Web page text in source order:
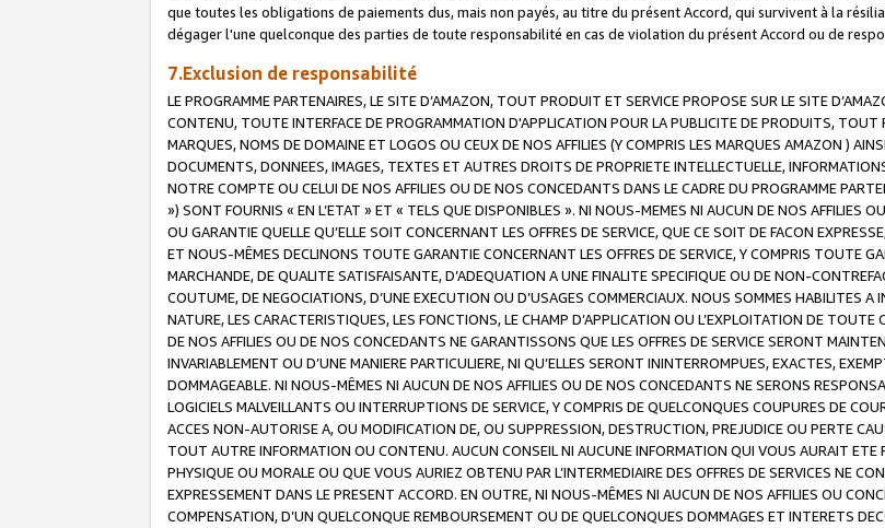
que toutes les obligations de paiements dus, mais non payés, au titre du présent Accord, qui survivent à la
dégager l'une quelconque des parties de toute responsabilité en cas de violation du présent Accord ou de
7.Exclusion de responsabilité
LE PROGRAMME PARTENAIRES, LE SITE D’AMAZON, TOUT PRODUIT ET SERVICE PROPOSE SUR LE SITE
CONTENU, TOUTE INTERFACE DE PROGRAMMATION D'APPLICATION POUR LA PUBLICITE DE PRODUITS,
MARQUES, NOMS DE DOMAINE ET LOGOS OU CEUX DE NOS AFFILIES (Y COMPRIS LES MARQUES AMAZON )
DOCUMENTS, DONNEES, IMAGES, TEXTES ET AUTRES DROITS DE PROPRIETE INTELLECTUELLE,
NOTRE COMPTE OU CELUI DE NOS AFFILIES OU DE NOS CONCEDANTS DANS LE CADRE DU PROGRAMME
») SONT FOURNIS « EN L’ETAT » ET « TELS QUE DISPONIBLES ». NI NOUS-MEMES NI AUCUN DE NOS AFFILIES
OU GARANTIE QUELLE QU’ELLE SOIT CONCERNANT LES OFFRES DE SERVICE, QUE CE SOIT DE FACON
ET NOUS-MÊMES DECLINONS TOUTE GARANTIE CONCERNANT LES OFFRES DE SERVICE, Y COMPRIS TOUTE
MARCHANDE, DE QUALITE SATISFAISANTE, D’ADEQUATION A UNE FINALITE SPECIFIQUE OU DE NON-
COUTUME, DE NEGOCIATIONS, D’UNE EXECUTION OU D’USAGES COMMERCIAUX. NOUS SOMMES HABILITES A
NATURE, LES CARACTERISTIQUES, LES FONCTIONS, LE CHAMP D’APPLICATION OU L’EXPLOITATION DE
DE NOS AFFILIES OU DE NOS CONCEDANTS NE GARANTISSONS QUE LES OFFRES DE SERVICE SERONT
INVARIABLEMENT OU D’UNE MANIERE PARTICULIERE, NI QU’ELLES SERONT ININTERROMPUES, EXACTES,
DOMMAGEABLE. NI NOUS-MÊMES NI AUCUN DE NOS AFFILIES OU DE NOS CONCEDANTS NE SERONS
LOGICIELS MALVEILLANTS OU INTERRUPTIONS DE SERVICE, Y COMPRIS DE QUELCONQUES COUPURES DE
ACCES NON-AUTORISE A, OU MODIFICATION DE, OU SUPPRESSION, DESTRUCTION, PREJUDICE OU PERTE
TOUT AUTRE INFORMATION OU CONTENU. AUCUN CONSEIL NI AUCUNE INFORMATION QUI VOUS AURAIT
PHYSIQUE OU MORALE OU QUE VOUS AURIEZ OBTENU PAR L’INTERMEDIAIRE DES OFFRES DE SERVICES NE
EXPRESSEMENT DANS LE PRESENT ACCORD. EN OUTRE, NI NOUS-MÊMES NI AUCUN DE NOS AFFILIES OU
COMPENSATION, D’UN QUELCONQUE REMBOURSEMENT OU DE QUELCONQUES DOMMAGES ET INTERETS